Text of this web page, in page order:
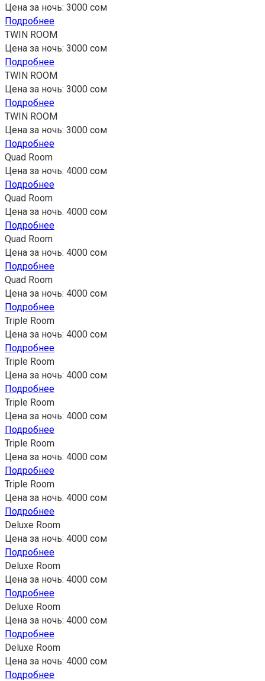
Цена за ночь: 3000 сом
Подробнее
TWIN ROOM
Цена за ночь: 3000 сом
Подробнее
TWIN ROOM
Цена за ночь: 3000 сом
Подробнее
TWIN ROOM
Цена за ночь: 3000 сом
Подробнее
Quad Room
Цена за ночь: 4000 сом
Подробнее
Quad Room
Цена за ночь: 4000 сом
Подробнее
Quad Room
Цена за ночь: 4000 сом
Подробнее
Quad Room
Цена за ночь: 4000 сом
Подробнее
Triple Room
Цена за ночь: 4000 сом
Подробнее
Triple Room
Цена за ночь: 4000 сом
Подробнее
Triple Room
Цена за ночь: 4000 сом
Подробнее
Triple Room
Цена за ночь: 4000 сом
Подробнее
Triple Room
Цена за ночь: 4000 сом
Подробнее
Deluxe Room
Цена за ночь: 4000 сом
Подробнее
Deluxe Room
Цена за ночь: 4000 сом
Подробнее
Deluxe Room
Цена за ночь: 4000 сом
Подробнее
Deluxe Room
Цена за ночь: 4000 сом
Подробнее